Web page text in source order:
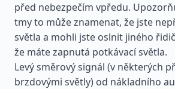
před nebezpečím vpředu.
tmy to může znamenat, že jste
světla a mohli jste oslnit jiného
že máte zapnutá potkávací světla.
Levý směrový signál (v některých
brzdovými světly) od nákladního